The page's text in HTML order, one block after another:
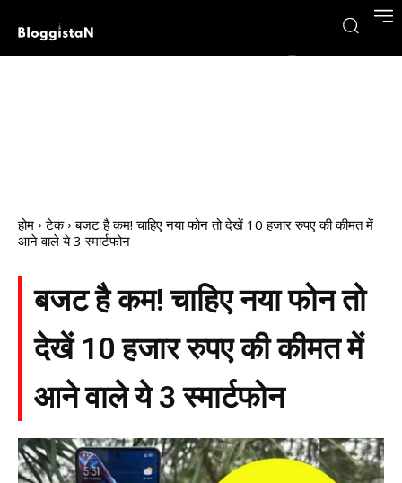
होम टेक
बजट है कम! चाहिए नया फोन तो देखें 10 हजार रुपए की कीमत में
आने वाले ये 3 स्मार्टफोन
बजट है कम! चाहिए नया फोन तो
देखें 10 हजार रुपए की कीमत में
आने वाले ये 3 स्मार्टफोन